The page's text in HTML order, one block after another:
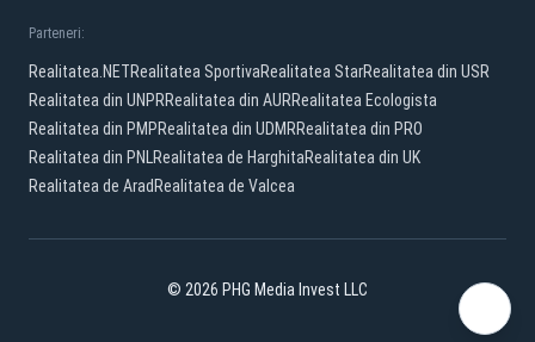
Parteneri:
Realitatea.NETRealitatea SportivaRealitatea StarRealitatea din USR
Realitatea din UNPRRealitatea din AURRealitatea Ecologista
Realitatea din PMPRealitatea din UDMRRealitatea din PRO
Realitatea din PNLRealitatea de HarghitaRealitatea din UK
Realitatea de Arad Realitatea de Valcea
© 2026 PHG Media Invest LLC